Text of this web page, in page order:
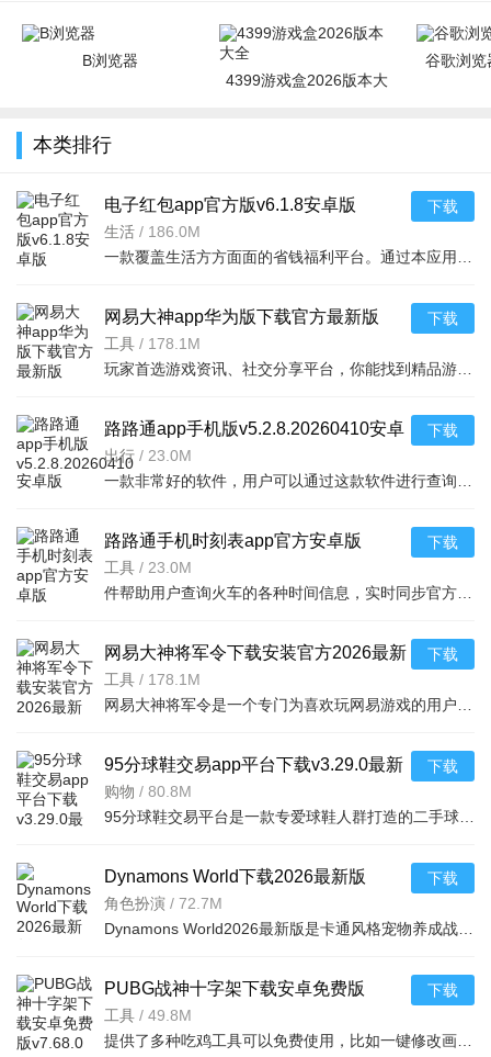
B浏览器
4399游戏盒2026版本大
谷歌浏览
本类排行
电子红包app官方版v6.1.8安卓版
生活 / 186.0M
下载
网易大神app华为版下载官方最新版
v4.15.0华为版
工具 / 178.1M
下载
路路通app手机版v5.2.8.20260410安卓
版
出行 / 23.0M
下载
路路通手机时刻表app官方安卓版
v5.2.8.20260410安卓版
工具 / 23.0M
下载
网易大神将军令下载安装官方2026最新
版v4.15.0安卓版
工具 / 178.1M
下载
95分球鞋交易app平台下载v3.29.0最新
版
购物 / 80.8M
下载
Dynamons World下载2026最新版
v1.12.62 安卓版
角色扮演 / 72.7M
下载
PUBG战神十字架下载安卓免费版
v7.68.0安卓免费版
工具 / 49.8M
下载